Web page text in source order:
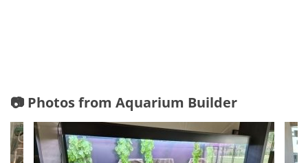
📷 Photos from Aquarium Builder